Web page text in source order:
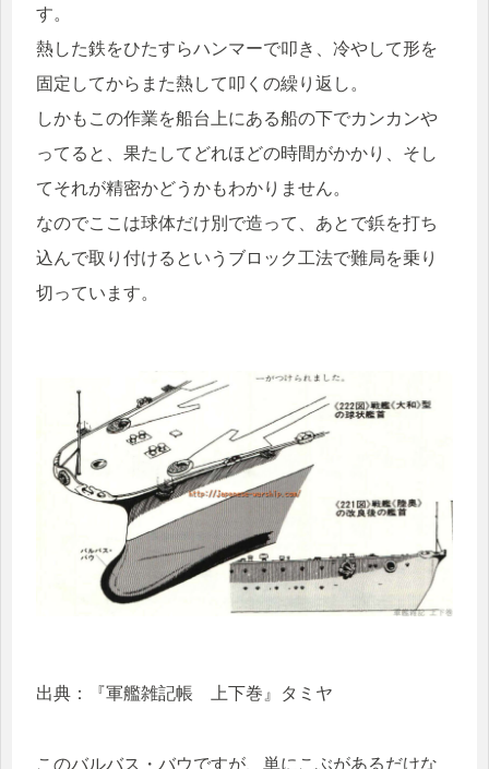
す。
熱した鉄をひたすらハンマーで叩き、冷やして形を
固定してからまた熱して叩くの繰り返し。
しかもこの作業を船台上にある船の下でカンカンや
ってると、果たしてどれほどの時間がかかり、そし
てそれが精密かどうかもわかりません。
なのでここは球体だけ別で造って、あとで鋲を打ち
込んで取り付けるというブロック工法で難局を乗り
切っています。
出典：『軍艦雑記帳 上下巻』タミヤ
このバルバス・バウですが、単にこぶがあるだけな